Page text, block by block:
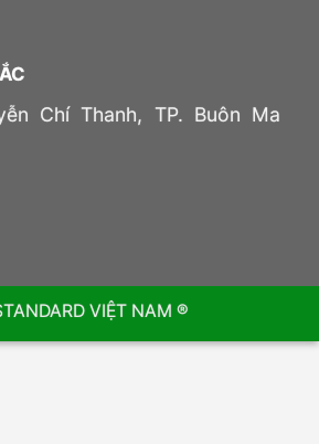
Chí Thanh, TP. Buôn Ma
VIỆT NAM ®